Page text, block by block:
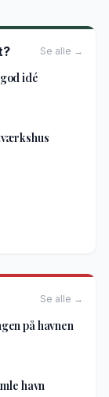
Se alle →
idé
Se alle →
på havnen
havn